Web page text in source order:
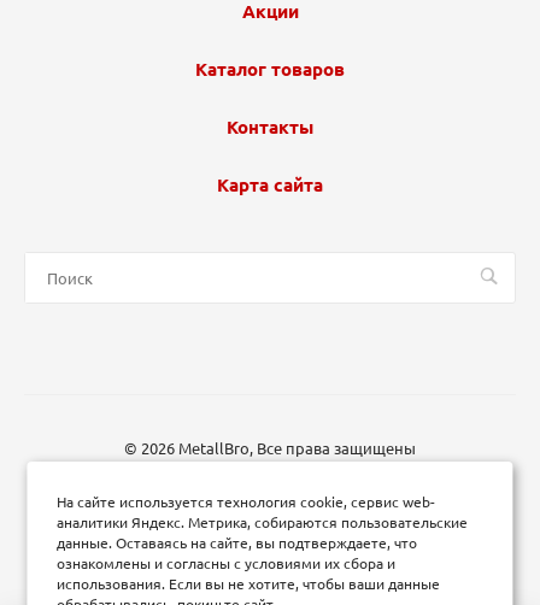
Акции
Каталог товаров
Контакты
Карта сайта
© 2026 MetallBro, Все права защищены
На сайте используется технология cookie, сервис web-
аналитики Яндекс. Метрика, собираются пользовательские
данные. Оставаясь на сайте, вы подтверждаете, что
ознакомлены и согласны с условиями их сбора и
использования. Если вы не хотите, чтобы ваши данные